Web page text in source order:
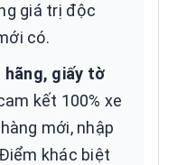
giá trị độc
có.
hãng, giấy tờ
kết 100% xe
mới, nhập
khác biệt